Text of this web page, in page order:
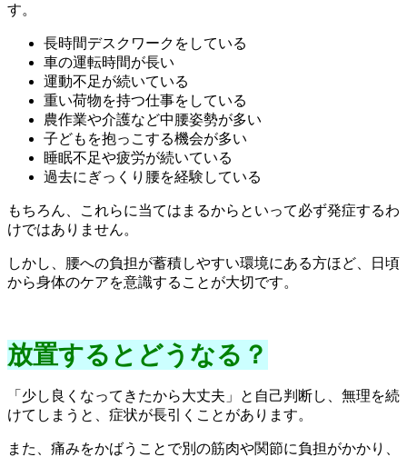
す。
長時間デスクワークをしている
車の運転時間が長い
運動不足が続いている
重い荷物を持つ仕事をしている
農作業や介護など中腰姿勢が多い
子どもを抱っこする機会が多い
睡眠不足や疲労が続いている
過去にぎっくり腰を経験している
もちろん、これらに当てはまるからといって必ず発症するわ
けではありません。
しかし、腰への負担が蓄積しやすい環境にある方ほど、日頃
から身体のケアを意識することが大切です。
放置するとどうなる？
「少し良くなってきたから大丈夫」と自己判断し、無理を続
けてしまうと、症状が長引くことがあります。
また、痛みをかばうことで別の筋肉や関節に負担がかかり、